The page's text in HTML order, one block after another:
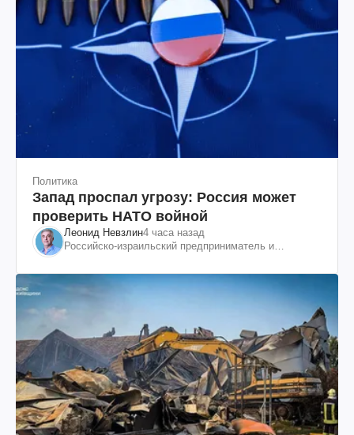
Политика
Запад проспал угрозу: Россия может
проверить НАТО войной
Леонид Невзлин4 часа назад
Российско-израильский предприниматель и
"ЮКОСа"